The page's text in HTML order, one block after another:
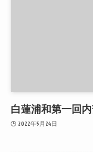
白蓮浦和第一回
2022年5月24日